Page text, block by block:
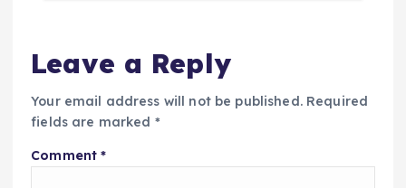
Leave a Reply
Your email address will not be published. Required
fields are marked *
Comment*